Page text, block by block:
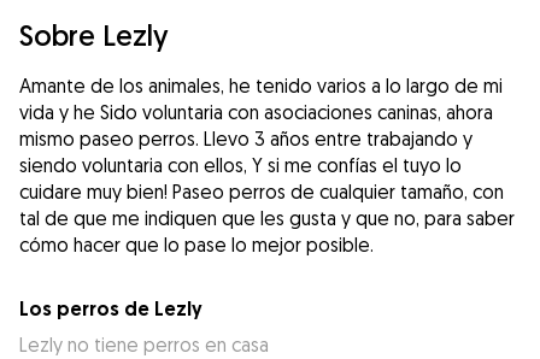
Sobre Lezly
Amante de los animales, he tenido varios a lo largo de mi
vida y he Sido voluntaria con asociaciones caninas, ahora
mismo paseo perros. Llevo 3 años entre trabajando y
siendo voluntaria con ellos, Y si me confías el tuyo lo
cuidare muy bien! Paseo perros de cualquier tamaño, con
tal de que me indiquen que les gusta y que no, para saber
cómo hacer que lo pase lo mejor posible.
Los perros de Lezly
Lezly no tiene perros en casa